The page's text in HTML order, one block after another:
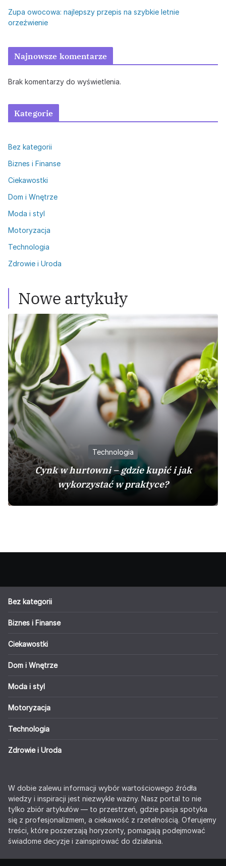
Zupa owocowa: najlepszy przepis na szybkie letnie
orzeźwienie
Najnowsze komentarze
Brak komentarzy do wyświetlenia.
Kategorie
Bez kategorii
Biznes i Finanse
Ciekawostki
Dom i Wnętrze
Moda i styl
Motoryzacja
Technologia
Zdrowie i Uroda
Nowe artykuły
Technologia
Cynk w hurtowni – gdzie kupić i jak
wykorzystać w praktyce?
Bez kategorii
Biznes i Finanse
Ciekawostki
Dom i Wnętrze
Moda i styl
Motoryzacja
Technologia
Zdrowie i Uroda
W dobie zalewu informacji wybór wartościowego źródła
wiedzy i inspiracji jest niezwykle ważny. Nasz portal to nie
tylko zbiór artykułów — to przestrzeń, gdzie pasja spotyka
się z profesjonalizmem, a ciekawość z rzetelnością. Oferujemy
treści, które poszerzają horyzonty, pomagają podejmować
świadome decyzje i zainspirować do działania.